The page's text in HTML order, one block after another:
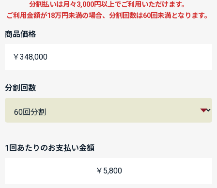
分割払いは月々3,000円以上でご利用いただけます。
ご利用金額が18万円未満の場合、分割回数は60回未満となります。
商品価格
￥348,000
分割回数
1回あたりのお支払い金額
￥5,800